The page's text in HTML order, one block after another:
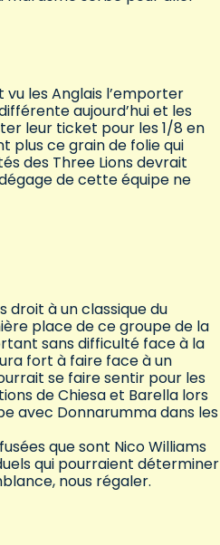
vu les Anglais l’emporter
aujourd’hui et les
leur ticket pour les 1/8 en
plus ce grain de folie qui
des Three Lions devrait
de cette équipe ne
droit à un classique du
place de ce groupe de la
sans difficulté face à la
fort à faire face à un
se faire sentir pour les
de Chiesa et Barella lors
avec Donnarumma dans les
que sont Nico Williams
qui pourraient déterminer
nous régaler.